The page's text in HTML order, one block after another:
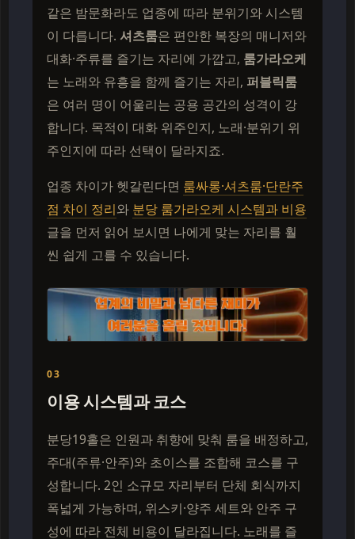
같은 밤문화라도 업종에 따라 분위기와 시스템
이 다릅니다. 셔츠룸은 편안한 복장의 매니저와
대화·주류를 즐기는 자리에 가깝고, 룸가라오케
는 노래와 유흥을 함께 즐기는 자리, 퍼블릭룸
은 여러 명이 어울리는 공용 공간의 성격이 강
합니다. 목적이 대화 위주인지, 노래·분위기 위
주인지에 따라 선택이 달라지죠.
업종 차이가 헷갈린다면 룸싸롱·셔츠룸·단란주
점 차이 정리와 분당 룸가라오케 시스템과 비용
글을 먼저 읽어 보시면 나에게 맞는 자리를 훨
씬 쉽게 고를 수 있습니다.
03
이용 시스템과 코스
분당19홀은 인원과 취향에 맞춰 룸을 배정하고,
주대(주류·안주)와 초이스를 조합해 코스를 구
성합니다. 2인 소규모 자리부터 단체 회식까지
폭넓게 가능하며, 위스키·양주 세트와 안주 구
성에 따라 전체 비용이 달라집니다. 노래를 즐